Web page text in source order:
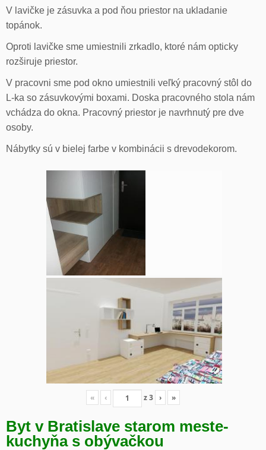
V lavičke je zásuvka a pod ňou priestor na ukladanie
topánok.
Oproti lavičke sme umiestnili zrkadlo, ktoré nám opticky
rozširuje priestor.
V pracovni sme pod okno umiestnili veľký pracovný stôl do
L-ka so zásuvkovými boxami. Doska pracovného stola nám
vchádza do okna. Pracovný priestor je navrhnutý pre dve
osoby.
Nábytky sú v bielej farbe v kombinácii s drevodekorom.
« ‹ z3 › »
Byt v Bratislave starom meste-
kuchyňa s obývačkou